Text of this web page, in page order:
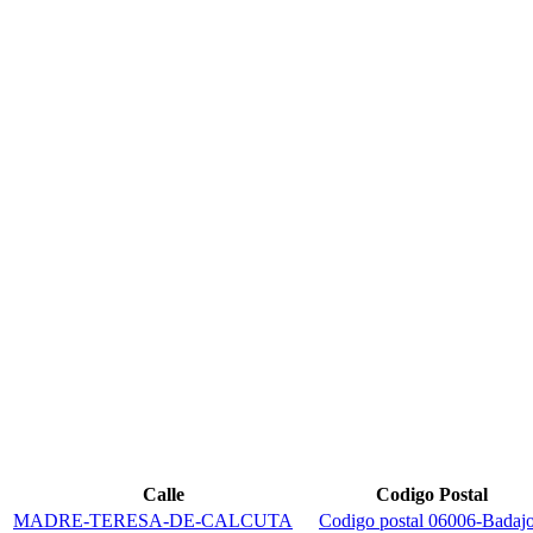
Calle
Codigo Postal
MADRE-TERESA-DE-CALCUTA
Codigo postal 06006-